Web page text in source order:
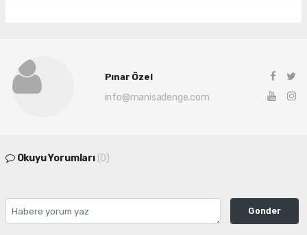
Pınar Özel
info@manisadenge.com
Okuyu Yorumları (0)
Gonder